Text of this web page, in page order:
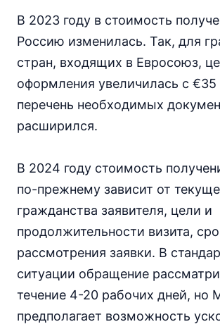
В 2023 году в стоимость
Россию изменилась. Так, для
стран, входящих в Евросоюз,
оформления увеличилась с €35
перечень необходимых
расширился.
В 2024 году стоимость
по-прежнему зависит от
гражданства заявителя, цели и
продолжительности визита,
рассмотрения заявки. В
ситуации обращение
течение 4-20 рабочих дней, но
предполагает возможность